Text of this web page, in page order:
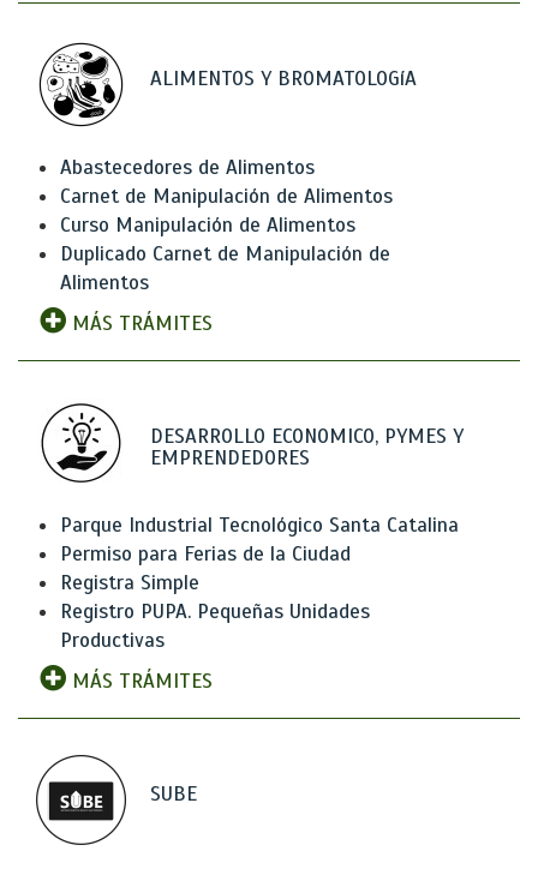
ALIMENTOS Y BROMATOLOGíA
Abastecedores de Alimentos
Carnet de Manipulación de Alimentos
Curso Manipulación de Alimentos
Duplicado Carnet de Manipulación de
Alimentos
MÁS TRÁMITES
DESARROLLO ECONOMICO, PYMES Y
EMPRENDEDORES
Parque Industrial Tecnológico Santa Catalina
Permiso para Ferias de la Ciudad
Registra Simple
Registro PUPA. Pequeñas Unidades
Productivas
MÁS TRÁMITES
SUBE